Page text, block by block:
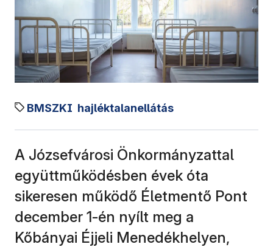
BMSZKI hajléktalanellátás
A Józsefvárosi Önkormányzattal
együttműködésben évek óta
sikeresen működő Életmentő Pont
december 1-én nyílt meg a
Kőbányai Éjjeli Menedékhelyen,